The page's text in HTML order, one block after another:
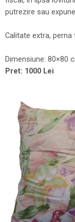
putrezire sau
Calitate extra, perna
Dimensiune: 80×80
Pret: 1000 Lei